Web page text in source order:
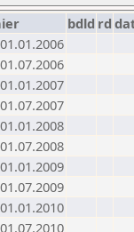
bdld rd